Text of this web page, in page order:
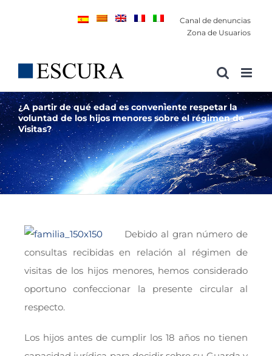
Canal de denuncias
Zona de Usuarios
¿A partir de qué edad es conveniente respetar la
voluntad de los hijos menores sobre el régimen de
Visitas?
Debido al gran número de
consultas recibidas en relación al régimen de
visitas de los hijos menores, hemos considerado
oportuno confeccionar la presente circular al
respecto.
Los hijos antes de cumplir los 18 años no tienen